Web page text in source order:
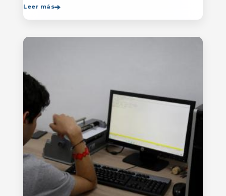
formen con mayor autonomía
Leer más